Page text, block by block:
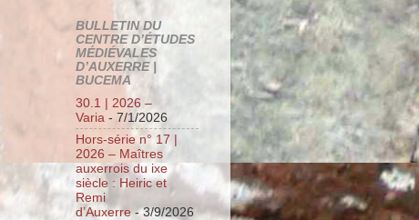
BULLETIN DU
CENTRE D’ÉTUDES
MÉDIÉVALES
D’AUXERRE |
BUCEMA
30.1 | 2026 –
Varia - 7/1/2026
Hors-série n° 17 |
2026 – Maîtres
auxerrois du ixe
siècle : Heiric et
Remi
d’Auxerre- 3/9/2026